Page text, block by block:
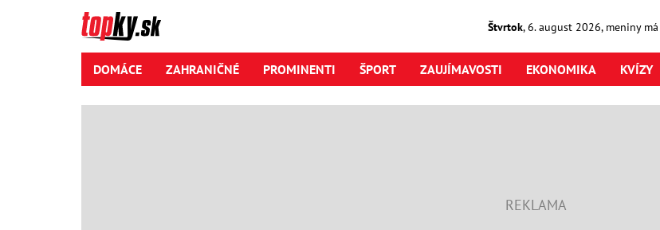
Štvrtok,6. august2026, meniny má
DOMÁCE ZAHRANIČNÉ PROMINENTI ŠPORT ZAUJÍMAVOSTI EKONOMIKA KVÍZY